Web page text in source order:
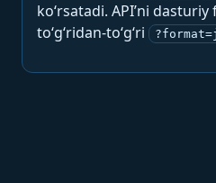
ko‘rsatadi. API’ni
to‘g‘ridan-to‘g‘ri